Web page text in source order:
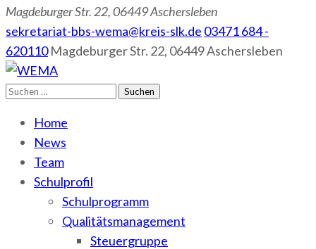
Magdeburger Str. 22, 06449 Aschersleben
sekretariat-bbs-wema@kreis-slk.de 03471 684 -
620110 Magdeburger Str. 22, 06449 Aschersleben
WEMA
BbS I des Salzlandkreises
Suchen
Home
News
Team
Schulprofil
Schulprogramm
Qualitätsmanagement
Steuergruppe